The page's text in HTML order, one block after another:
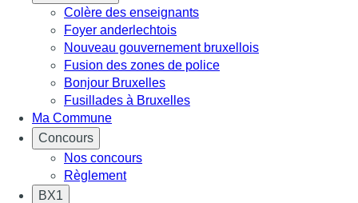
Colère des enseignants
Foyer anderlechtois
Nouveau gouvernement bruxellois
Fusion des zones de police
Bonjour Bruxelles
Fusillades à Bruxelles
Ma Commune
Concours
Nos concours
Règlement
BX1